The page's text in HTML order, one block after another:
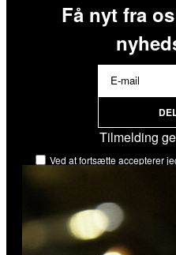
Få nyt fra
Tilmelding
Ved at fortsætte accepterer